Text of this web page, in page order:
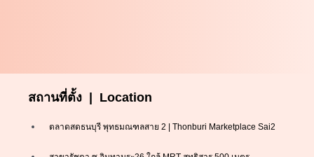
สถานที่ตั้ง | Location
ตลาดสดธนบุรี พุทธมณฑลสาย 2 | Thonburi Marketplace Sai2